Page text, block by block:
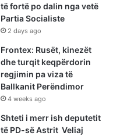
të fortë po dalin nga vetë
Partia Socialiste
2 days ago
Frontex: Rusët, kinezët
dhe turqit keqpërdorin
regjimin pa viza të
Ballkanit Perëndimor
4 weeks ago
Shteti i merr ish deputetit
të PD-së Astrit Veliaj